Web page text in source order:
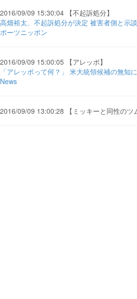
2016/09/09 15:30:04 【不起訴処分】
高畑裕太、不起訴処分が決定 被害者側と示
ポーツニッポン
2016/09/09 15:00:05 【アレッポ】
「アレッポって何？」 米大統領候補の無知
News
2016/09/09 13:00:28 【ミッキーと同性のツ